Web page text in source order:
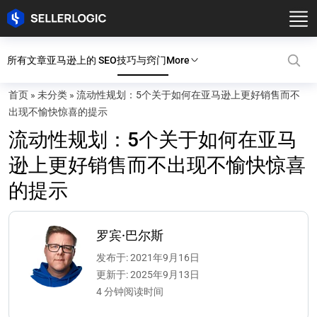
所有文章亚马逊上的 SEO技巧与窍门More
首页 » 未分类 » 流动性规划：5个关于如何在亚马逊上更好销售而不
出现不愉快惊喜的提示
流动性规划：5个关于如何在亚马
逊上更好销售而不出现不愉快惊喜
的提示
罗宾·巴尔斯
发布于: 2021年9月16日
更新于: 2025年9月13日
4 分钟阅读时间